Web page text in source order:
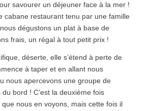
savourer un déjeuner face à la mer !
cabane restaurant tenu par une famille
dégustons un plat à base de
frais, un régal à tout petit prix !
déserte, elle s’étend à perte de
à taper et en allant nous
nous apercevons une groupe de
bord ! C’est la deuxième fois
nous en voyons, mais cette fois il